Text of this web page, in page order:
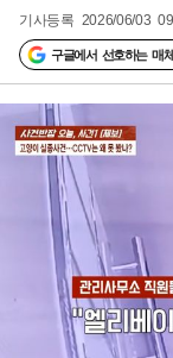
기사등록 2026/06/03
구글에서 선호하는 매